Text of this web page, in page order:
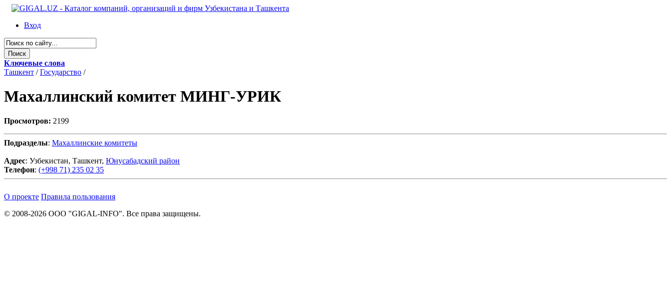
Вход
Ключевые слова
Ташкент / Государство /
Махаллинский комитет МИНГ-УРИК
Просмотров: 2199
Подразделы: Махаллинские комитеты
Адрес: Узбекистан, Ташкент, Юнусабадский район
Телефон: (+998 71) 235 02 35
О проекте Правила пользования
© 2008-2026 ООО "GIGAL-INFO". Все права защищены.